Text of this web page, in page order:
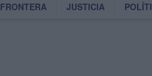
FRONTERA JUSTICIA